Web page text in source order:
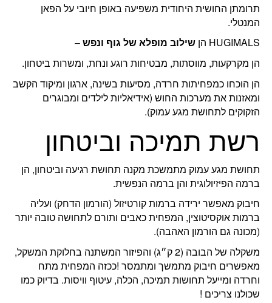
תרומתן החושית היחודית משפיעה באופן חיובי על הפאן
המנטלי.
HUGIMALS הן
שילוב מופלא של גוף ונפש–
הן מקרקעות, מווסתות, מבטיחות רוגע ונחת, ומשרות ביטחון.
הן הוכחו כמפחיתות חרדה, מסיעות בשינה, ארגון ומיקוד הקשב
ומאזנות את מערכות החוש (אידיאליות לילדים ומבוגרים
הזקוקים לתחושת מגע עמוק).
רשת תמיכה וביטחון
תחושת מגע עמוק מתמשכת מקנה תחושת רגיעה וביטחון, הן
ברמה הפיזיולוגית והן ברמה הנפשית.
חיבוק מאפשר ירידה ברמות קורטיזול (הורמון הדחק) ועליה
ברמות אוקסיטוצין, המפחית כאבים ותורם לתחושה טובה יותר
(מכונה גם הורמון האהבה).
משקלה של הבובה (2 ק״ג) והפיזור המשתנה בחלוקת המשקל,
מאפשרים חיבוק מתמשך ומתמסר !ככזה המפחית מתח
וחרדה ומייעל תחושות תמיכה, הכלה, עיטוף וויסות. בדיוק כמו
שכולנו צריכים !